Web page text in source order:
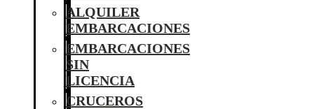
ALQUILER
EMBARCACIONES
EMBARCACIONES
SIN
LICENCIA
CRUCEROS